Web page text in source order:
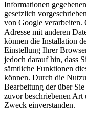
Informationen
gesetzlich
von Google
Adresse mit anderen
können die Installation
Einstellung Ihrer
jedoch darauf hin, dass
sämtliche Funktionen
können. Durch die
Bearbeitung der über
zuvor beschriebenen Art
Zweck einverstanden.